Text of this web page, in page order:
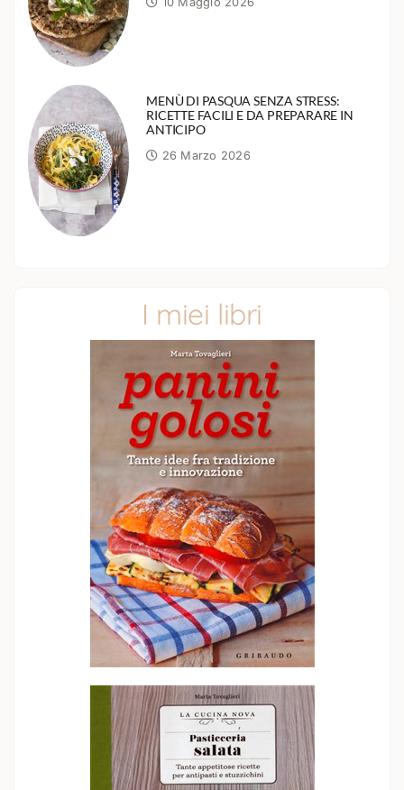
MENÙ DI PASQUA SENZA STRESS:
RICETTE FACILI E DA PREPARARE IN
ANTICIPO
26 Marzo 2026
I miei libri